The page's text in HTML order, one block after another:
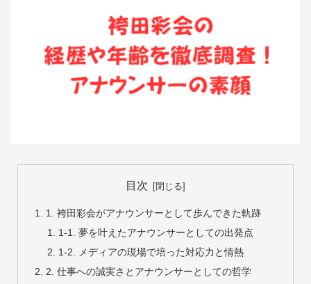
目次
1. 袴田彩会がアナウンサーとして歩んできた軌跡
1-1. 夢を叶えたアナウンサーとしての出発点
1-2. メディアの現場で培った対応力と情熱
2. 仕事への誠実さとアナウンサーとしての哲学